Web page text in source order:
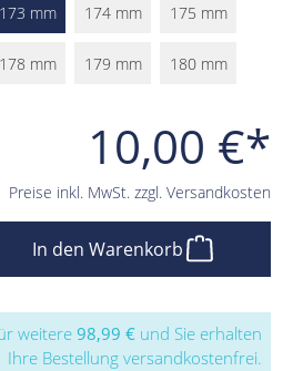
10,00 €*
Preise inkl. MwSt. zzgl. Versandkosten
173 mm 174 mm 175 mm
178 mm 179 mm 180 mm
In den Warenkorb
weitere98,99 € und Sie erhalten
Ihre Bestellung versandkostenfrei.